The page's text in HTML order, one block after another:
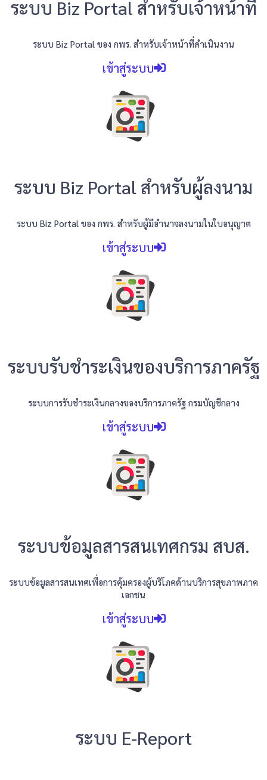
ระบบ Biz Portal สำหรับเจ้าหน้าที่
ระบบ Biz Portal ของ กพร. สำหรับเจ้าหน้าที่ดำเนินงาน
เข้าสู่ระบบ
ระบบ Biz Portal สำหรับผู้ลงนาม
ระบบ Biz Portal ของ กพร. สำหรับผู้มีอำนาจลงนามในใบอนุญาต
เข้าสู่ระบบ
ระบบรับชำระเงินของบริการภาครัฐ
ระบบการรับชำระเงินกลางของบริการภาครัฐ กรมบัญชีกลาง
เข้าสู่ระบบ
ระบบข้อมูลสารสนเทศกรม สบส.
ระบบข้อมูลสารสนเทศเพื่อการคุ้มครองผู้บริโภคด้านบริการสุขภาพภาค
เอกชน
เข้าสู่ระบบ
ระบบ E-Report